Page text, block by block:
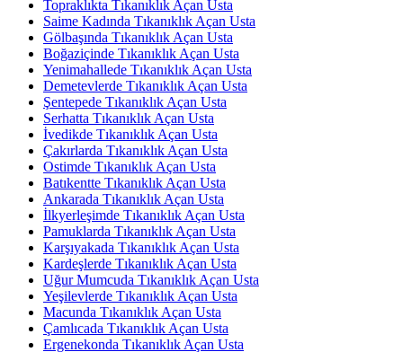
Topraklıkta Tıkanıklık Açan Usta
Saime Kadında Tıkanıklık Açan Usta
Gölbaşında Tıkanıklık Açan Usta
Boğaziçinde Tıkanıklık Açan Usta
Yenimahallede Tıkanıklık Açan Usta
Demetevlerde Tıkanıklık Açan Usta
Şentepede Tıkanıklık Açan Usta
Serhatta Tıkanıklık Açan Usta
İvedikde Tıkanıklık Açan Usta
Çakırlarda Tıkanıklık Açan Usta
Ostimde Tıkanıklık Açan Usta
Batıkentte Tıkanıklık Açan Usta
Ankarada Tıkanıklık Açan Usta
İlkyerleşimde Tıkanıklık Açan Usta
Pamuklarda Tıkanıklık Açan Usta
Karşıyakada Tıkanıklık Açan Usta
Kardeşlerde Tıkanıklık Açan Usta
Uğur Mumcuda Tıkanıklık Açan Usta
Yeşilevlerde Tıkanıklık Açan Usta
Macunda Tıkanıklık Açan Usta
Çamlıcada Tıkanıklık Açan Usta
Ergenekonda Tıkanıklık Açan Usta